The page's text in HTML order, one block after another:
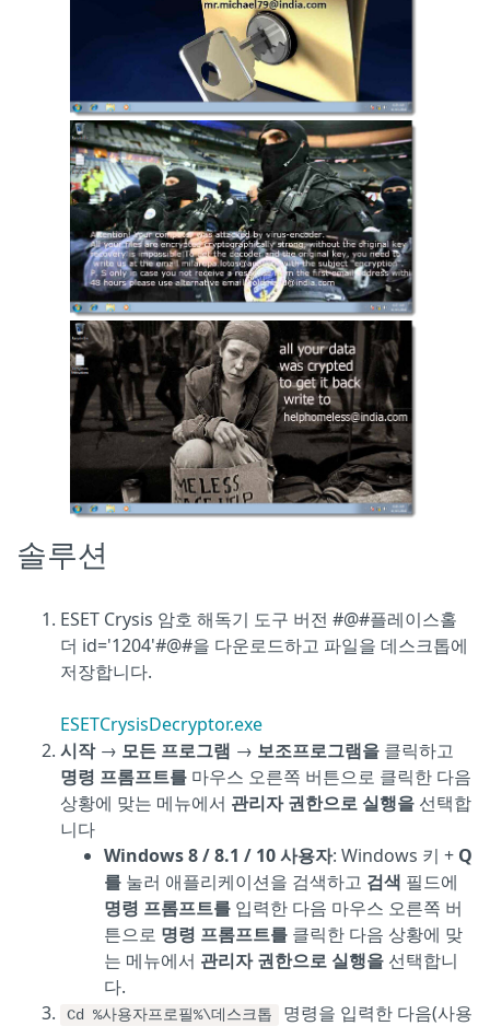
솔루션
ESET Crysis 암호 해독기 도구 버전 #@#플레이스홀
더 id='1204'#@#을 다운로드하고 파일을 데스크톱에
저장합니다.
ESETCrysisDecryptor.exe
시작→ 모든 프로그램 → 보조프로그램을 클릭하고
명령 프롬프트를 마우스 오른쪽 버튼으로 클릭한 다음
상황에 맞는 메뉴에서 관리자 권한으로 실행을 선택합
니다
Windows 8 / 8.1 / 10 사용자: Windows 키 + Q
를 눌러 애플리케이션을 검색하고 검색 필드에
명령 프롬프트를 입력한 다음 마우스 오른쪽 버
튼으로 명령 프롬프트를 클릭한 다음 상황에 맞
는 메뉴에서 관리자 권한으로 실행을 선택합니
다.
Cd %사용자프로필%\데스크톱
명령을 입력한 다음(사용